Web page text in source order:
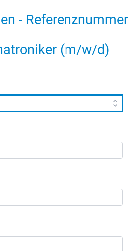
- Referenznummer
(m/w/d)